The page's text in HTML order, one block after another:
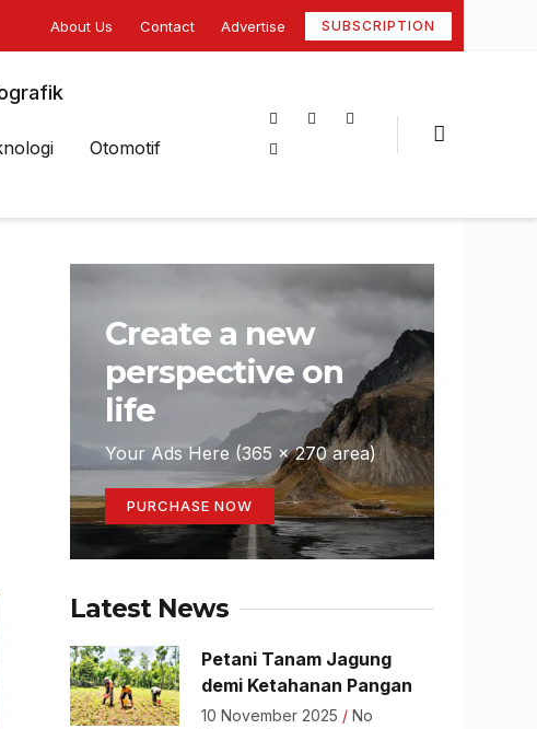
About Us Contact Advertise SUBSCRIPTION
Otomotif
Create a new
perspective on
life
Your Ads Here (365 x 270 area)
PURCHASE NOW
Latest News
Petani Tanam Jagung
demi Ketahanan Pangan
10 November 2025
No